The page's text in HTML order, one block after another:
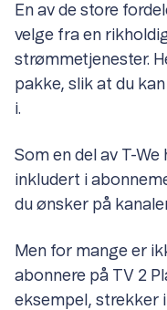
En av de store
velge fra en
strømmetjenester.
pakke, slik at du
i.
Som en del av T-
inkludert i
du ønsker på
Men for mange er
abonnere på TV 2
eksempel, strekker